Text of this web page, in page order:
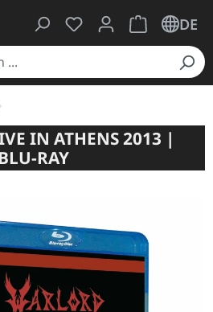
Du hast 0 Produkte
Warenkorb
DE
IN ATHENS 2013 |
RAY